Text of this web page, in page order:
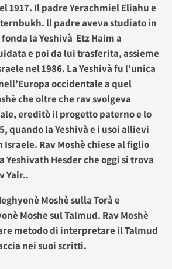
1917. Il padre Yerachmiel Eliahu e
ll padre aveva studiato in
la Yeshivà Etz Haim a
e poi da lui trasferita, assieme
nel 1986. La Yeshivà fu l’unica
occidentale a quel
che oltre che rav svolgeva
ereditò il progetto paterno e lo
quando la Yeshivà e i usoi allievi
Rav Moshè chiese al figlio
Yeshivath Hesder che oggi si trova
Yair..
Moshè sulla Torà e
Moshe sul Talmud. Rav Moshè
metodo di interpretare il Talmud
nei suoi scritti.